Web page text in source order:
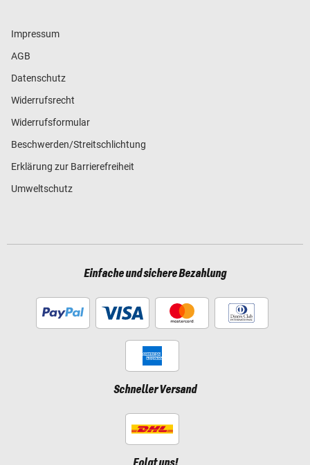
Impressum
AGB
Datenschutz
Widerrufsrecht
Widerrufsformular
Beschwerden/Streitschlichtung
Erklärung zur Barrierefreiheit
Umweltschutz
Einfache und sichere Bezahlung
Schneller Versand